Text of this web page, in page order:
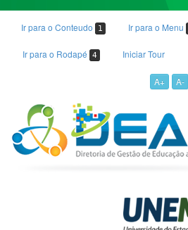
Ir para o Conteudo 1 Ir para o Menu
Ir para o Rodapé 4 Iniciar Tour
A+ A-